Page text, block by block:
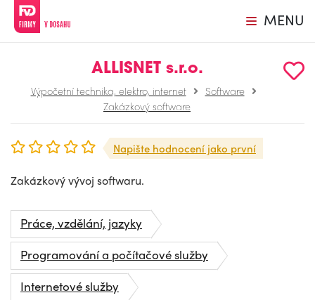
MENU
ALLISNET s.r.o.
Výpočetní technika, elektro, internet
Software
Zakázkový software
Napište hodnocení jako první
Zakázkový vývoj softwaru.
Práce, vzdělání, jazyky
Programování a počítačové služby
Internetové služby